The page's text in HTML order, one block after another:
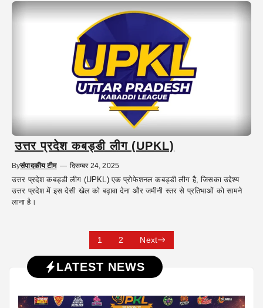
उत्तर प्रदेश कबड्डी लीग (UPKL)
Byसंपादकीय टीम — दिसम्बर 24, 2025
उत्तर प्रदेश कबड्डी लीग (UPKL) एक प्रोफेशनल कबड्डी लीग है, जिसका उद्देश्य
उत्तर प्रदेश में इस देसी खेल को बढ़ावा देना और जमीनी स्तर से प्रतिभाओं को सामने
लाना है।
1 2 Next
LATEST NEWS